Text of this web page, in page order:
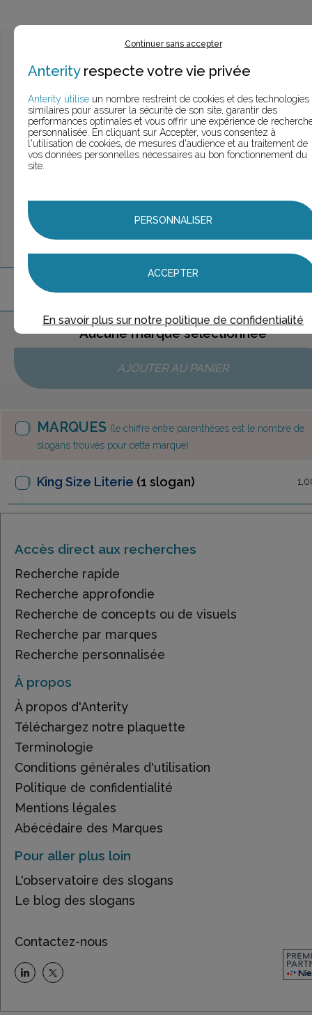
Ce n’est pas exactement ce que je recherche
> Voir larecherche approfondie
> Voir larecherche personnalisée
marquetrouvée
Aucune marque sélectionnée
AJOUTER AU PANIER
MARQUES (le chiffre entre parenthèses est le nombre de
slogans trouvés pour cette marque)
King Size Literie (1 slogan)
Accès direct aux recherches
Recherche rapide
Recherche approfondie
Recherche de concepts ou de visuels
Recherche par marques
Recherche personnalisée
À propos
À propos d'Anterity
Téléchargez notre plaquette
Terminologie
Conditions générales d'utilisation
Politique de confidentialité
Mentions légales
Abécédaire des Marques
Pour aller plus loin
L'observatoire des slogans
Le blog des slogans
Contactez-nous
Continuer sans accepter
Anterityrespecte votre vie privée
Anterity utilise un nombre restreint de cookies et des technologies
similaires pour assurer la sécurité de son site, garantir des
performances optimales et vous offrir une expérience de
personnalisée. En cliquant sur Accepter, vous consentez à
l'utilisation de cookies, de mesures d'audience et au traitement de
vos données personnelles nécessaires au bon fonctionnement du
site.
PERSONNALISER
ACCEPTER
En savoir plus sur notre politique de confidentialité